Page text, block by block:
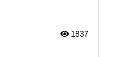
1837